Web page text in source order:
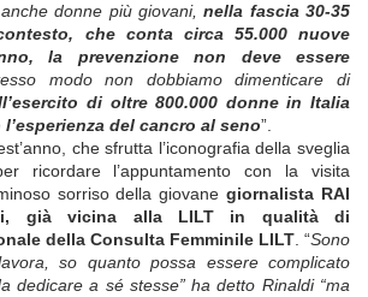
donne più giovani,nella fascia 30-35
che conta circa 55.000 nuove
la prevenzione non deve essere
modo non dobbiamo dimenticare di
di oltre 800.000 donne in Italia
del cancro al seno”.
che sfrutta l’iconografia della sveglia
ricordare l’appuntamento con la visita
sorriso della giovanegiornalista RAI
già vicina alla LILT in qualità di
della Consulta Femminile LILT . “Sono
so quanto possa essere complicato
dedicare a sé stesse” ha detto Rinaldi “ma